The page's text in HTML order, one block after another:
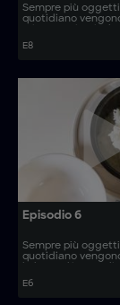
Sempre più
quotidiano
processo di
vengono
E8
Episodio 6
Sempre più
quotidiano
rivelando il loro
produzione. Come
E6